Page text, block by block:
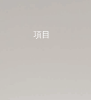
項目